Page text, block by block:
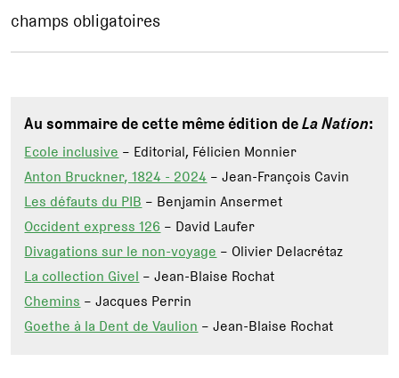
champs obligatoires
Au sommaire de cette même édition deLa Nation:
Ecole inclusive – Editorial, Félicien Monnier
Anton Bruckner, 1824 - 2024 – Jean-François Cavin
Les défauts du PIB – Benjamin Ansermet
Occident express 126 – David Laufer
Divagations sur le non-voyage – Olivier Delacrétaz
La collection Givel – Jean-Blaise Rochat
Chemins – Jacques Perrin
Goethe à la Dent de Vaulion – Jean-Blaise Rochat